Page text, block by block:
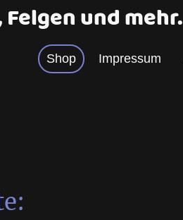
und mehr.
Shop Impressum